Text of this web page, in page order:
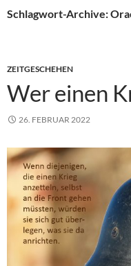
Schlagwort-Archive:
ZEITGESCHEHEN
Wer einen
26. FEBRUAR 2022